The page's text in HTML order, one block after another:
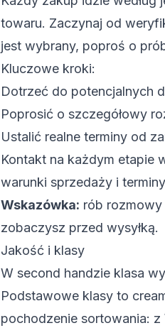
towaru. Zaczynaj od
jest wybrany, poproś o
Kluczowe kroki:
Dotrzeć do potencjalnych
Poprosić o szczegółowy
Ustalić realne terminy od
Kontakt na każdym etapie
warunki sprzedaży i
Wskazówka: rób
zobaczysz przed wysyłką.
Jakość i klasy
W second handzie klasa
Podstawowe klasy to
pochodzenie sortowania: